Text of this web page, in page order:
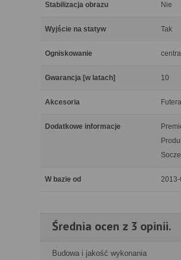
Stabilizacja obrazu Nie
Wyjście na statyw Tak
Ogniskowanie
Gwarancja [w latach] 10
Akcesoria
Dodatkowe informacje
W bazie od
Średnia ocen z 3 opinii.
Budowa i jakość wykonania